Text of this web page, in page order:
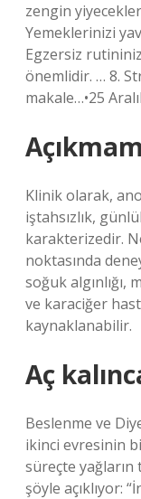
zengin
Yemeklerinizi
Egzersiz
önemlidir. … 8.
makale…•25
Klinik olarak,
iştahsızlık,
karakterizedir.
noktasında
soğuk algınlığı,
ve karaciğer
kaynaklanabilir.
Aç
Beslenme ve
ikinci evresinin
süreçte yağların
şöyle açıklıyor: